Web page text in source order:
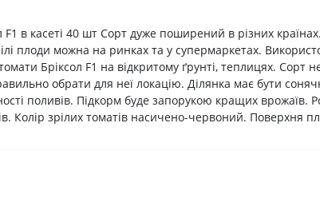
F1 в касеті 40 шт Сорт дуже поширений в різних
плоди можна на ринках та у супермаркетах.
Бріксол F1 на відкритому ґрунті, теплицях. Сорт
обрати для неї локацію. Ділянка має бути
поливів. Підкорм буде запорукою кращих врожаїв.
Колір зрілих томатів насичено-червоний. Поверхня